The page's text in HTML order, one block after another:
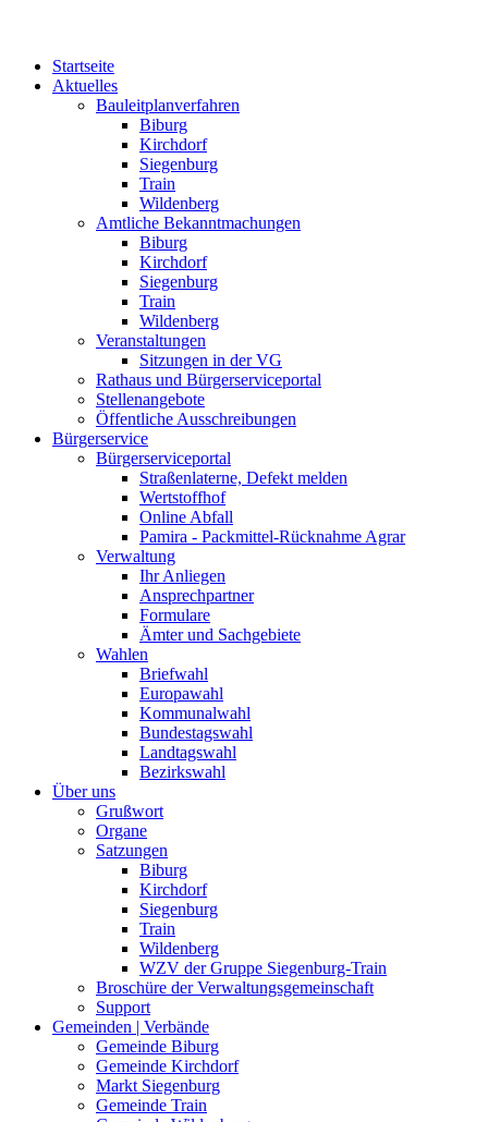
Startseite
Aktuelles
Bauleitplanverfahren
Biburg
Kirchdorf
Siegenburg
Train
Wildenberg
Amtliche Bekanntmachungen
Biburg
Kirchdorf
Siegenburg
Train
Wildenberg
Veranstaltungen
Sitzungen in der VG
Rathaus und Bürgerserviceportal
Stellenangebote
Öffentliche Ausschreibungen
Bürgerservice
Bürgerserviceportal
Straßenlaterne, Defekt melden
Wertstoffhof
Online Abfall
Pamira - Packmittel-Rücknahme Agrar
Verwaltung
Ihr Anliegen
Ansprechpartner
Formulare
Ämter und Sachgebiete
Wahlen
Briefwahl
Europawahl
Kommunalwahl
Bundestagswahl
Landtagswahl
Bezirkswahl
Über uns
Grußwort
Organe
Satzungen
Biburg
Kirchdorf
Siegenburg
Train
Wildenberg
WZV der Gruppe Siegenburg-Train
Broschüre der Verwaltungsgemeinschaft
Support
Gemeinden | Verbände
Gemeinde Biburg
Gemeinde Kirchdorf
Markt Siegenburg
Gemeinde Train